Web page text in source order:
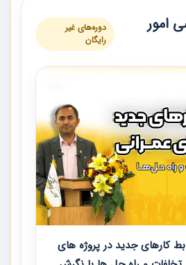
امور
دوره‌های غیر
رایگان
کارهای جدید در پروژه های